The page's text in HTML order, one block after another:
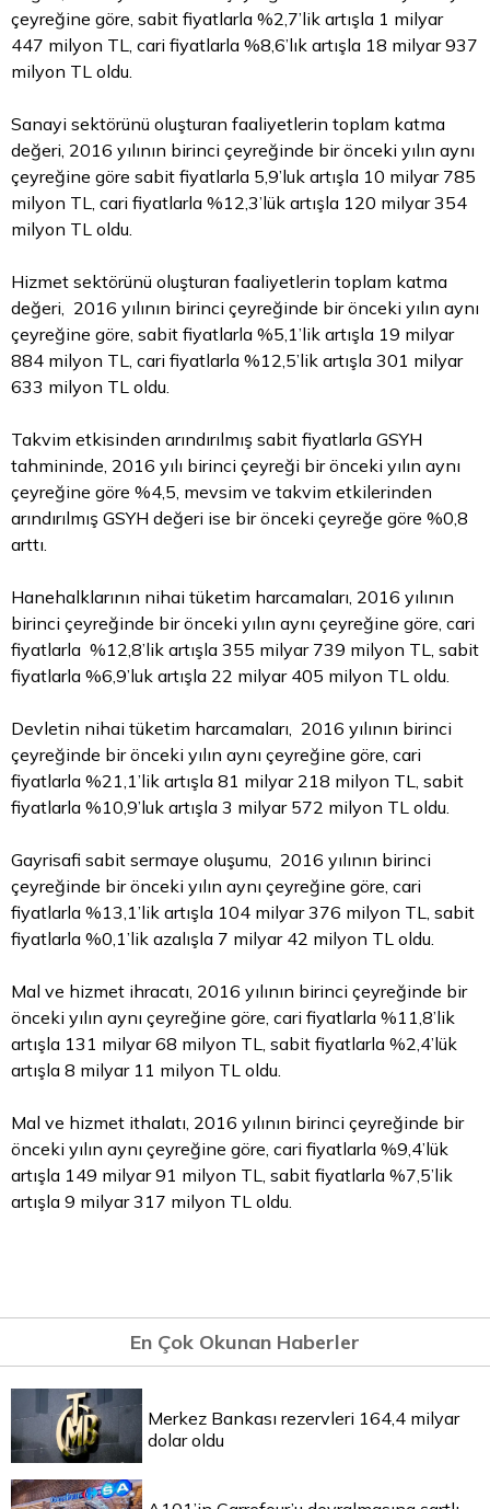
çeyreğine göre, sabit fiyatlarla %2,7’lik artışla 1 milyar
447 milyon TL, cari fiyatlarla %8,6’lık artışla 18 milyar 937
milyon TL oldu.
Sanayi sektörünü oluşturan faaliyetlerin toplam katma
değeri, 2016 yılının birinci çeyreğinde bir önceki yılın aynı
çeyreğine göre sabit fiyatlarla 5,9’luk artışla 10 milyar 785
milyon TL, cari fiyatlarla %12,3’lük artışla 120 milyar 354
milyon TL oldu.
Hizmet sektörünü oluşturan faaliyetlerin toplam katma
değeri, 2016 yılının birinci çeyreğinde bir önceki yılın aynı
çeyreğine göre, sabit fiyatlarla %5,1’lik artışla 19 milyar
884 milyon TL, cari fiyatlarla %12,5’lik artışla 301 milyar
633 milyon TL oldu.
Takvim etkisinden arındırılmış sabit fiyatlarla GSYH
tahmininde, 2016 yılı birinci çeyreği bir önceki yılın aynı
çeyreğine göre %4,5, mevsim ve takvim etkilerinden
arındırılmış GSYH değeri ise bir önceki çeyreğe göre %0,8
arttı.
Hanehalklarının nihai tüketim harcamaları, 2016 yılının
birinci çeyreğinde bir önceki yılın aynı çeyreğine göre, cari
fiyatlarla %12,8’lik artışla 355 milyar 739 milyon TL, sabit
fiyatlarla %6,9’luk artışla 22 milyar 405 milyon TL oldu.
Devletin nihai tüketim harcamaları, 2016 yılının birinci
çeyreğinde bir önceki yılın aynı çeyreğine göre, cari
fiyatlarla %21,1’lik artışla 81 milyar 218 milyon TL, sabit
fiyatlarla %10,9’luk artışla 3 milyar 572 milyon TL oldu.
Gayrisafi sabit sermaye oluşumu, 2016 yılının birinci
çeyreğinde bir önceki yılın aynı çeyreğine göre, cari
fiyatlarla %13,1’lik artışla 104 milyar 376 milyon TL, sabit
fiyatlarla %0,1’lik azalışla 7 milyar 42 milyon TL oldu.
Mal ve hizmet ihracatı, 2016 yılının birinci çeyreğinde bir
önceki yılın aynı çeyreğine göre, cari fiyatlarla %11,8’lik
artışla 131 milyar 68 milyon TL, sabit fiyatlarla %2,4’lük
artışla 8 milyar 11 milyon TL oldu.
Mal ve hizmet ithalatı, 2016 yılının birinci çeyreğinde bir
önceki yılın aynı çeyreğine göre, cari fiyatlarla %9,4’lük
artışla 149 milyar 91 milyon TL, sabit fiyatlarla %7,5’lik
artışla 9 milyar 317 milyon TL oldu.
En Çok Okunan Haberler
Merkez Bankası rezervleri 164,4 milyar
dolar oldu